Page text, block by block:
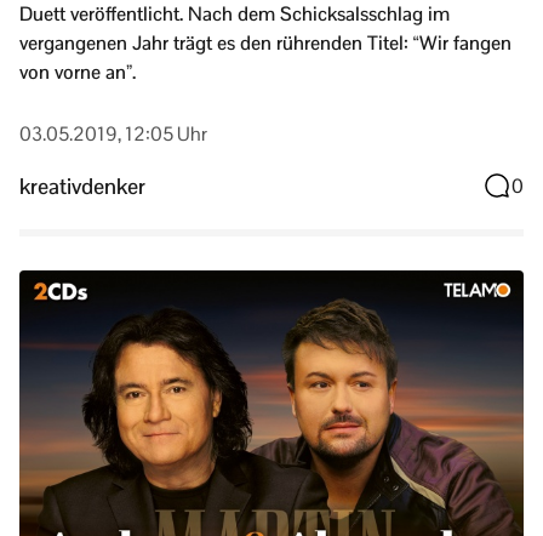
Duett veröffentlicht. Nach dem Schicksalsschlag im
vergangenen Jahr trägt es den rührenden Titel: “Wir fangen
von vorne an”.
03.05.2019, 12:05 Uhr
kreativdenker 0